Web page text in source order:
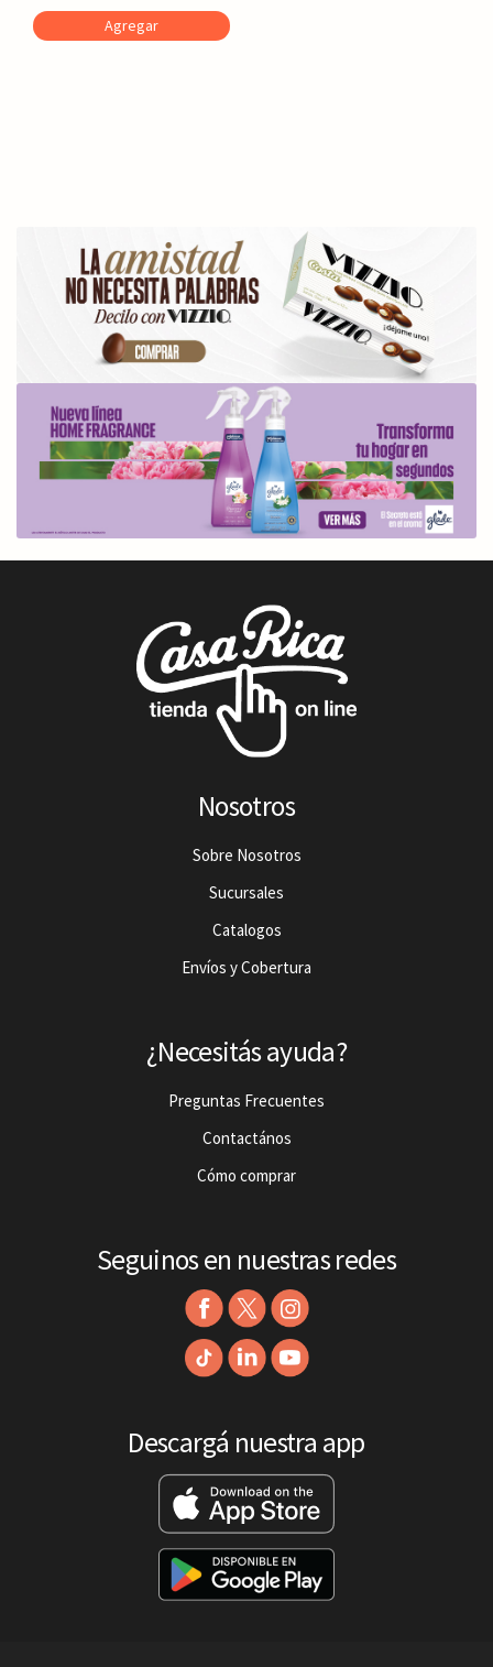
Agregar
Nosotros
Sobre Nosotros
Sucursales
Catalogos
Envíos y Cobertura
¿Necesitás ayuda?
Preguntas Frecuentes
Contactános
Cómo comprar
Seguinos en nuestras redes
Descargá nuestra app